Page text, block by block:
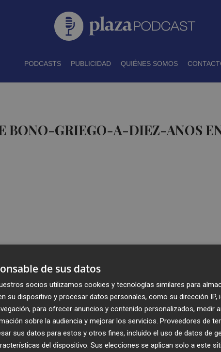
PODCASTS PUBLICIDAD QUIÉNES SOMOS
BONO-GRIEGO-A-DIEZ-ANOS
de sus datos
socios utilizamos cookies y tecnologías similares para
su dispositivo y procesar datos personales, como su dirección IP,
para ofrecer anuncios y contenido personalizados, medir
sobre la audiencia y mejorar los servicios. Proveedores de
sus datos para estos y otros fines, incluido el uso de datos de
del dispositivo. Sus elecciones se aplican solo a este